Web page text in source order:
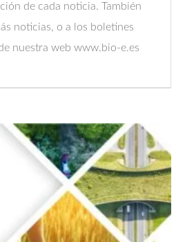
de cada noticia. También
noticias, o a los boletines
nuestra web www.bio-e.es